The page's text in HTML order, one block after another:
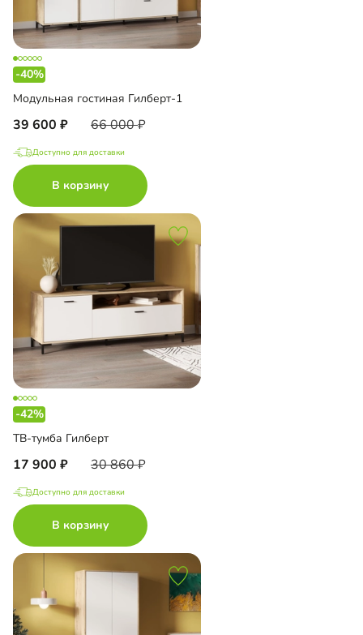
-40%
Модульная гостиная Гилберт-1
39 600 66 000
Доступно для доставки
В корзину
-42%
ТВ-тумба Гилберт
17 900 30 860
Доступно для доставки
В корзину